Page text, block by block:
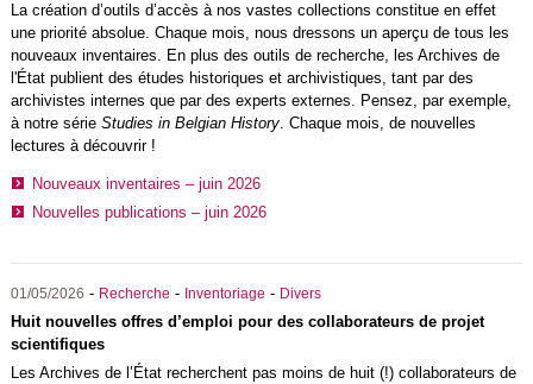
La création d’outils d’accès à nos vastes collections constitue en effet
une priorité absolue. Chaque mois, nous dressons un aperçu de tous les
nouveaux inventaires. En plus des outils de recherche, les Archives de
l'État publient des études historiques et archivistiques, tant par des
archivistes internes que par des experts externes. Pensez, par exemple,
à notre série Studies in Belgian History. Chaque mois, de nouvelles
lectures à découvrir !
Nouveaux inventaires – juin 2026
Nouvelles publications – juin 2026
01/05/2026 - Recherche - Inventoriage - Divers
Huit nouvelles offres d’emploi pour des collaborateurs de projet
scientifiques
Les Archives de l’État recherchent pas moins de huit (!) collaborateurs de